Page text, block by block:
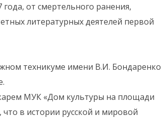
от смертельного ранения,
литературных деятелей первой
техникуме имени В.И. Бондаренко
МУК «Дом культуры на площади
в истории русской и мировой